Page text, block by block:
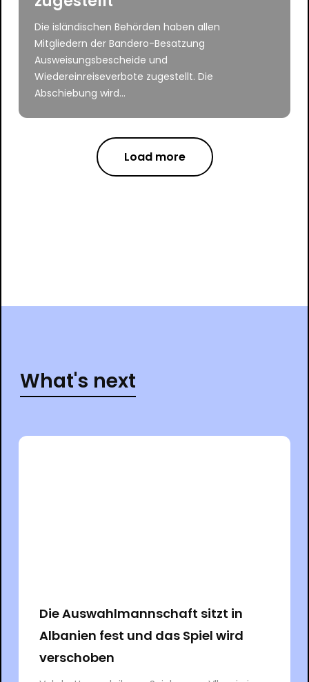
Die isländischen Behörden haben allen
Mitgliedern der Bandero-Besatzung
Ausweisungsbescheide und
Wiedereinreiseverbote zugestellt. Die
Abschiebung wird...
Load more
What's next
Die Auswahlmannschaft sitzt in
Albanien fest und das Spiel wird
verschoben